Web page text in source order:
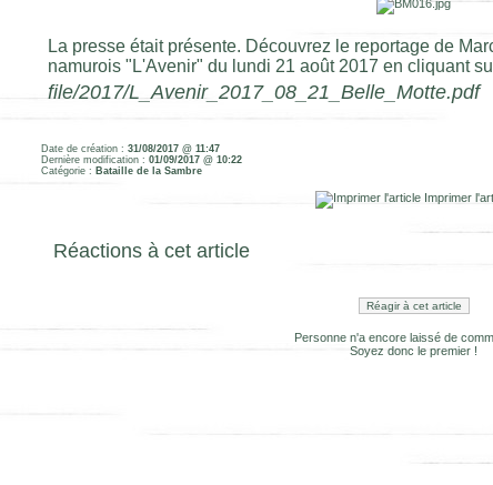
La presse était présente. Découvrez le reportage de
namurois "L'Avenir" du lundi 21 août 2017 en cliquant
file/2017/L_Avenir_2017_08_21_Belle_Motte.pdf
Date de création : 31/08/2017 @ 11:47
Dernière modification : 01/09/2017 @ 10:22
Catégorie : Bataille de la Sambre
Imprimer
Réactions à cet article
Réagir à cet article
Personne n'a encore laissé de
Soyez donc le premier !